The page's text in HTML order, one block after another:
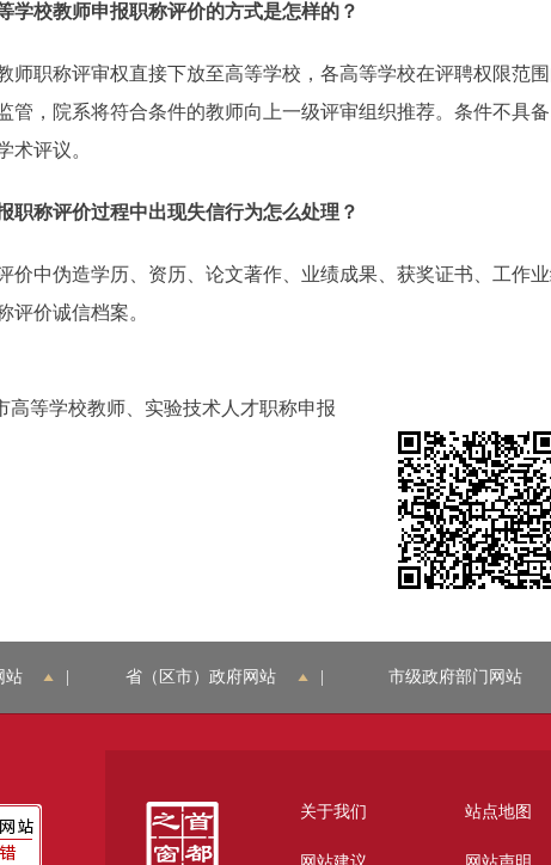
校教师申报职称评价的方式是怎样的？
职称评审权直接下放至高等学校，各高等学校在评聘权限范
管，院系将符合条件的教师向上一级评审组织推荐。条件不具
术评议。
称评价过程中出现失信行为怎么处理？
中伪造学历、资历、论文著作、业绩成果、获奖证书、工作业
评价诚信档案。
高等学校教师、实验技术人才职称申报
站 省（区市）政府网站 市级政府部门网站
关于我们 站点地图